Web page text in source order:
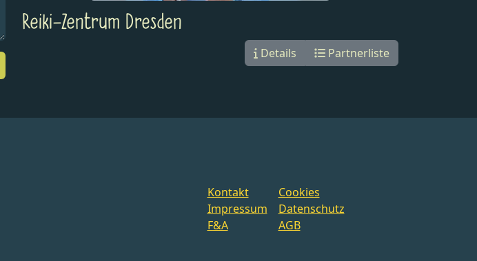
Reiki-Zentrum Dresden
Details Partnerliste
Kontakt
Impressum
F&A
Cookies
Datenschutz
AGB